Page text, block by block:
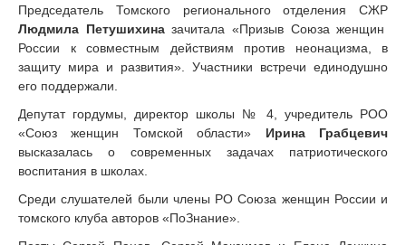
Председатель Томского регионального отделения СЖР
Людмила Петушихиназачитала «Призыв Союза женщин
России к совместным действиям против неонацизма, в
защиту мира и развития». Участники встречи единодушно
его поддержали.
Депутат гордумы, директор школы № 4, учредитель РОО
«Союз женщин Томской области» Ирина Грабцевич
высказалась о современных задачах патриотического
воспитания в школах.
Среди слушателей были члены РО Союза женщин России и
томского клуба авторов «ПоЗнание».